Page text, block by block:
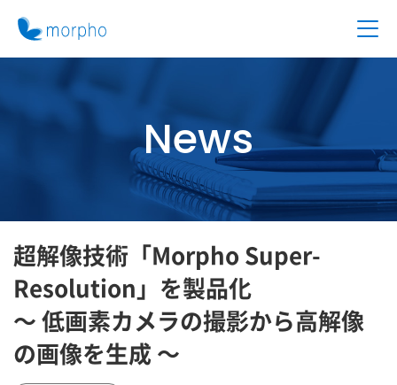
News
超解像技術「Morpho Super-
Resolution」を製品化
～ 低画素カメラの撮影から高解像
の画像を生成 ～